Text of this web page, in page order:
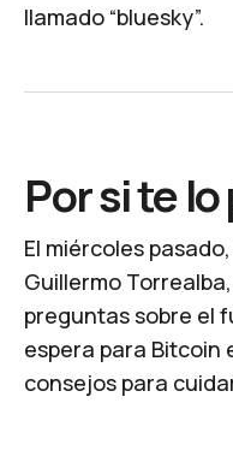
llamado “bluesky”.
Por si te
El miércoles
Guillermo
preguntas sobre el
espera para Bitcoin
consejos para